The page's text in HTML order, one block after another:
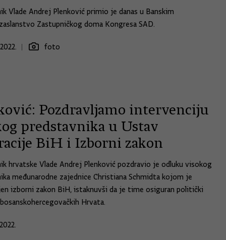
Vlade Andrej Plenković primio je danas u Banskim
Zastupničkog doma Kongresa SAD.
foto
Pozdravljamo intervenciju
predstavnika u Ustav
BiH i Izborni zakon
hrvatske Vlade Andrej Plenković pozdravio je odluku visokog
međunarodne zajednice Christiana Schmidta kojom je
izborni zakon BiH, istaknuvši da je time osiguran politički
Hrvata.